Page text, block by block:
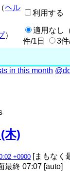
（ヘル
利用する
）
適用なし
件/1日
3件
in this month
木)
+0900 [まもなく
最終 07:07 [auto]